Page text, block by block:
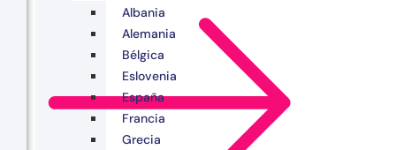
Albania
Alemania
Bélgica
Eslovenia
España
Francia
Grecia